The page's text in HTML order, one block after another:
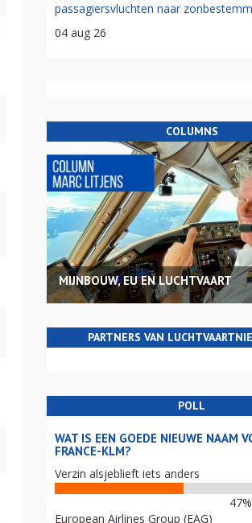
passagiersvluchten naar
04 aug 26
COLUMNS
MIJNBOUW, EU EN LUCHTVAART
PARTNERS VAN
POLL
WAT IS EEN GOEDE NIEUWE NAAM
FRANCE-KLM?
Verzin alsjeblieft iets anders
European Airlines Group (EAG)